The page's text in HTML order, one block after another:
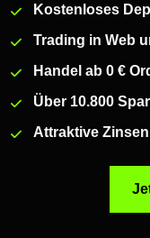
Kostenloses
Trading in Web
Handel ab 0 €
Über 10.800
Attraktive